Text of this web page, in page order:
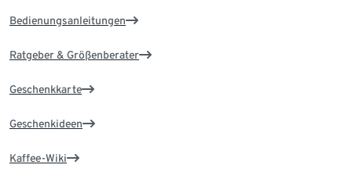
Bedienungsanleitungen
Ratgeber & Größenberater
Geschenkkarte
Geschenkideen
Kaffee-Wiki